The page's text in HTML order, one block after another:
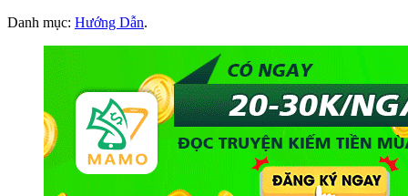
Danh mục: Hướng Dẫn.